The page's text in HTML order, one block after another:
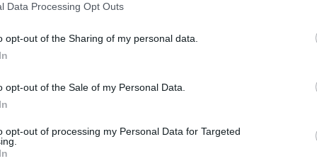
Data Processing Opt Outs
opt-out of the Sharing of my personal data.
opt-out of the Sale of my Personal Data.
opt-out of processing my Personal Data for Targeted
σεξουαλική πράξη την έχω
τη πρώτη στιγμή. Είναι κάτι που δεν τιμά
ούτε την υπηρεσία μου, ούτε την οικογένειά
μέσα το Αστυνομικό Τμήμα» είπε
δίκη του εκδοχή για τα όσα συνέβησαν, την
υποστήριξε: «Βρισκόμασταν σε υπηρεσία